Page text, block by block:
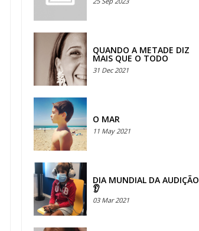
QUANDO A METADE DIZ
MAIS QUE O TODO
31 Dec 2021
O MAR
11 May 2021
DIA MUNDIAL DA AUDIÇÃO
👂
03 Mar 2021